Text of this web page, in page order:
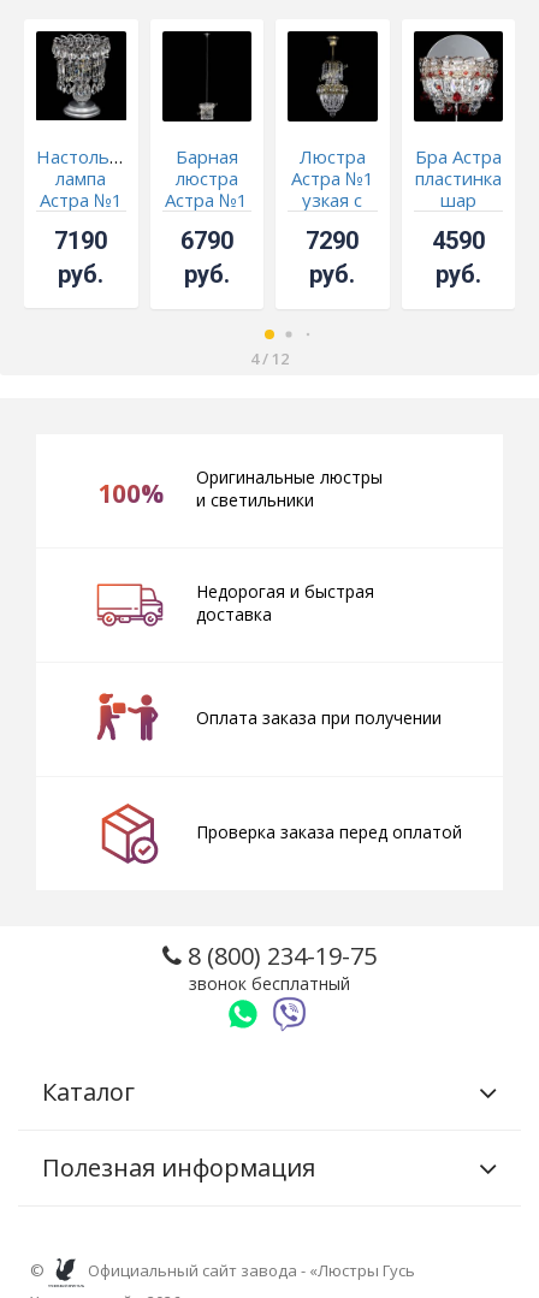
Настольная
лампа
Астра №1
7190
руб.
Барная
люстра
Астра №1
СКИДКА!!!
6790
руб.
Люстра
Астра №1
узкая с
под
бронзу
7290
руб.
Бра Астра
пластинка
шар
4590
руб.
4/ 12
100%
Оригинальные люстры
и светильники
Недорогая и быстрая
доставка
Оплата заказа при получении
Проверка заказа перед оплатой
8 (800) 234-19-75
звонок бесплатный
Каталог
Полезная информация
©
Официальный сайт завода - «Люстры Гусь